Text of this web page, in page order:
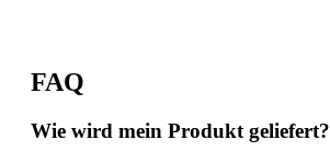
FAQ
Wie wird mein Produkt geliefert?